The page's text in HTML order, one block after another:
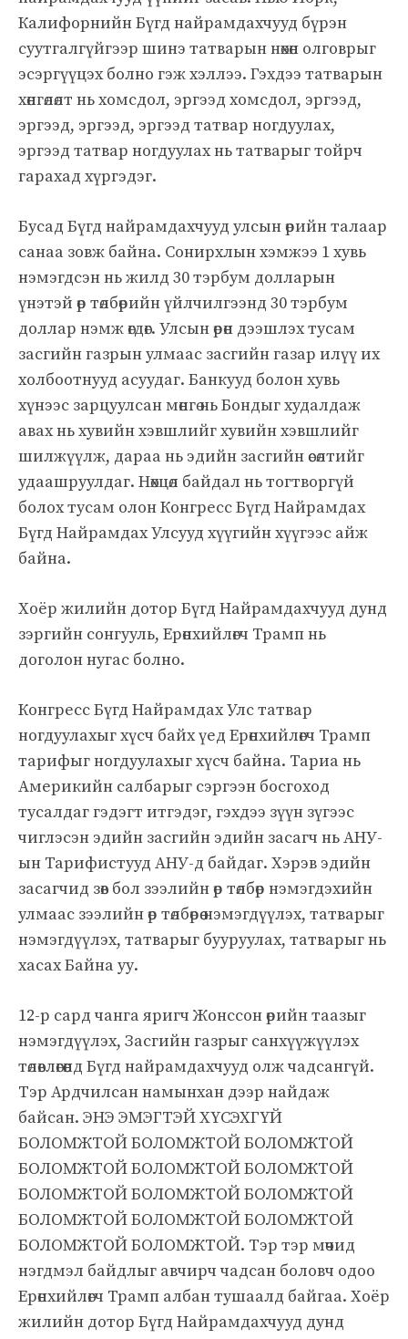
Калифорнийн Бүгд найрамдахчууд бүрэн
суутгалгүйгээр шинэ татварын нөхөн олговрыг
эсэргүүцэх болно гэж хэллээ. Гэхдээ татварын
хөнгөлөлт нь хомсдол, эргээд хомсдол, эргээд,
эргээд, эргээд, эргээд татвар ногдуулах,
эргээд татвар ногдуулах нь татварыг тойрч
гарахад хүргэдэг.
Бусад Бүгд найрамдахчууд улсын өрийн талаар
санаа зовж байна. Сонирхлын хэмжээ 1 хувь
нэмэгдсэн нь жилд 30 тэрбум долларын
үнэтэй өр төлбөрийн үйлчилгээнд 30 тэрбум
доллар нэмж өгдөг. Улсын өрөн дээшлэх тусам
засгийн газрын улмаас засгийн газар илүү их
холбоотнууд асуудаг. Банкууд болон хувь
хүнээс зарцуулсан мөнгө нь Бондыг худалдаж
авах нь хувийн хэвшлийг хувийн хэвшлийг
шилжүүлж, дараа нь эдийн засгийн өсөлтийг
удаашруулдаг. Нөхцөл байдал нь тогтворгүй
болох тусам олон Конгресс Бүгд Найрамдах
Бүгд Найрамдах Улсууд хүүгийн хүүгээс айж
байна.
Хоёр жилийн дотор Бүгд Найрамдахчууд дунд
зэргийн сонгууль, Ерөнхийлөгч Трамп нь
доголон нугас болно.
Конгресс Бүгд Найрамдах Улс татвар
ногдуулахыг хүсч байх үед Ерөнхийлөгч Трамп
тарифыг ногдуулахыг хүсч байна. Тариа нь
Америкийн салбарыг сэргээн босгоход
тусалдаг гэдэгт итгэдэг, гэхдээ зүүн зүгээс
чиглэсэн эдийн засгийн эдийн засагч нь АНУ-
ын Тарифистууд АНУ-д байдаг. Хэрэв эдийн
засагчид зөв бол зээлийн өр төлбөр нэмэгдэхийн
улмаас зээлийн өр төлбөрөө нэмэгдүүлэх, татварыг
нэмэгдүүлэх, татварыг бууруулах, татварыг нь
хасах Байна уу.
12-р сард чанга яригч Жонссон өрийн таазыг
нэмэгдүүлэх, Засгийн газрыг санхүүжүүлэх
төлөвлөгөөнд Бүгд найрамдахчууд олж чадсангүй.
Тэр Ардчилсан намынхан дээр найдаж
байсан. ЭНЭ ЭМЭГТЭЙ ХҮСЭХГҮЙ
БОЛОМЖТОЙ БОЛОМЖТОЙ БОЛОМЖТОЙ
БОЛОМЖТОЙ БОЛОМЖТОЙ БОЛОМЖТОЙ
БОЛОМЖТОЙ БОЛОМЖТОЙ БОЛОМЖТОЙ
БОЛОМЖТОЙ БОЛОМЖТОЙ БОЛОМЖТОЙ
БОЛОМЖТОЙ БОЛОМЖТОЙ. Тэр тэр мөчид
нэгдмэл байдлыг авчирч чадсан боловч одоо
Ерөнхийлөгч Трамп албан тушаалд байгаа. Хоёр
жилийн дотор Бүгд Найрамдахчууд дунд